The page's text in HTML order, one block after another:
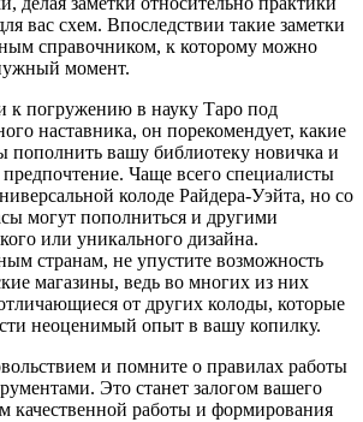
вас схем. Впоследствии такие заметки
справочником, к которому можно
момент.
к погружению в науку Таро под
наставника, он порекомендует, какие
пополнить вашу библиотеку новичка и
предпочтение. Чаще всего специалисты
колоде Райдера-Уэйта, но со
могут пополниться и другими
или уникального дизайна.
странам, не упустите возможность
магазины, ведь во многих из них
от других колоды, которые
неоценимый опыт в вашу копилку.
и помните о правилах работы
Это станет залогом вашего
качественной работы и формирования